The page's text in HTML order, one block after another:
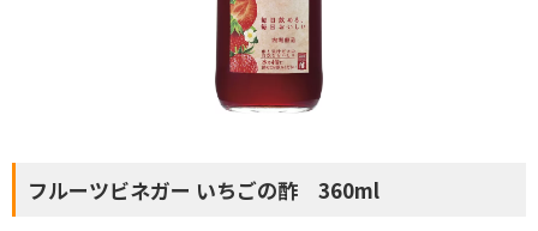
フルーツビネガー いちごの酢 360ml